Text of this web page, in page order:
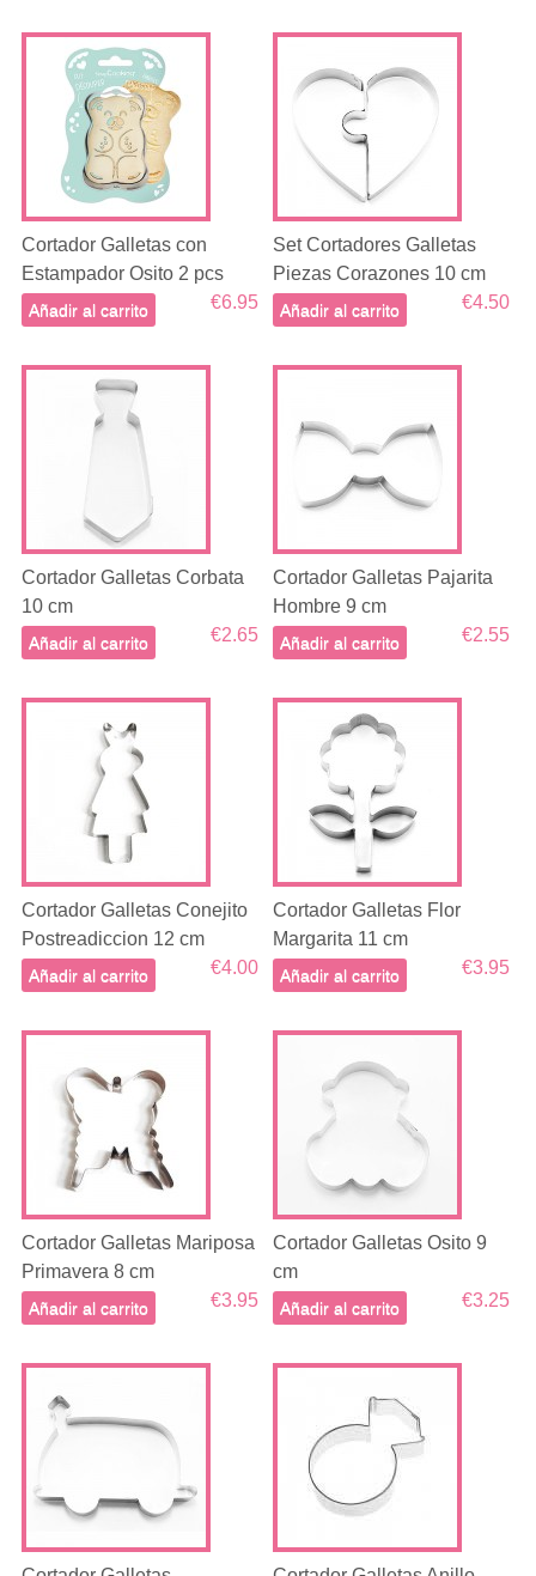
Cortador Galletas con
Estampador Osito 2 pcs
€6.95
Añadir al carrito
Set Cortadores Galletas
Piezas Corazones 10 cm
€4.50
Añadir al carrito
Cortador Galletas Corbata
10 cm
€2.65
Añadir al carrito
Cortador Galletas Pajarita
Hombre 9 cm
€2.55
Añadir al carrito
Cortador Galletas Conejito
Postreadiccion 12 cm
€4.00
Añadir al carrito
Cortador Galletas Flor
Margarita 11 cm
€3.95
Añadir al carrito
Cortador Galletas Mariposa
Primavera 8 cm
€3.95
Añadir al carrito
Cortador Galletas Osito 9
cm
€3.25
Añadir al carrito